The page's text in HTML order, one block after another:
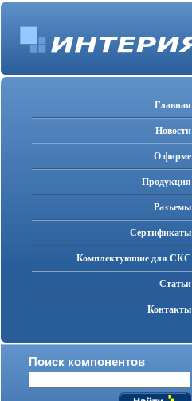
Главная
Новости
О фирме
Продукция
Разъемы
Cертификаты
Комплектующие для СКС
Статьи
Контакты
Поиск компонентов